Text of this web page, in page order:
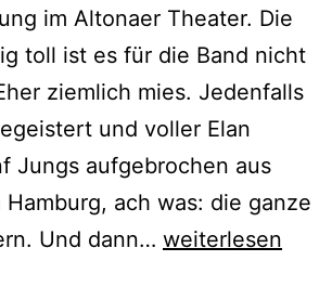
im Altonaer Theater. Die
toll ist es für die Band nicht
ziemlich mies. Jedenfalls
und voller Elan
Jungs aufgebrochen aus
ach was: die ganze
Und dann… Backbeat
weiterlesen